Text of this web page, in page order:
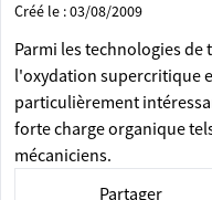
Créé le : 03/08/2009
Parmi les technologies
l'oxydation supercritique
particulièrement
forte charge organique
mécaniciens.
Partager